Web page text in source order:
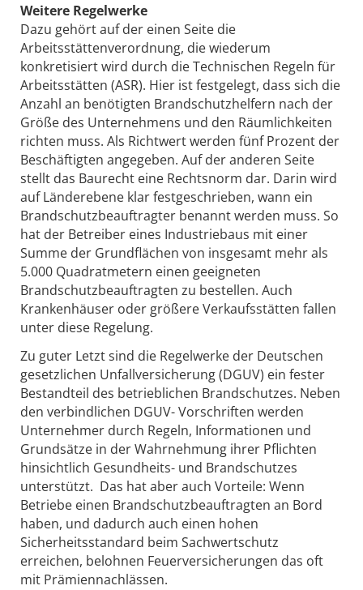
Weitere Regelwerke
Dazu gehört auf der einen Seite die
Arbeitsstättenverordnung, die wiederum
konkretisiert wird durch die Technischen Regeln für
Arbeitsstätten (ASR). Hier ist festgelegt, dass sich die
Anzahl an benötigten Brandschutzhelfern nach der
Größe des Unternehmens und den Räumlichkeiten
richten muss. Als Richtwert werden fünf Prozent der
Beschäftigten angegeben. Auf der anderen Seite
stellt das Baurecht eine Rechtsnorm dar. Darin wird
auf Länderebene klar festgeschrieben, wann ein
Brandschutzbeauftragter benannt werden muss. So
hat der Betreiber eines Industriebaus mit einer
Summe der Grundflächen von insgesamt mehr als
5.000 Quadratmetern einen geeigneten
Brandschutzbeauftragten zu bestellen. Auch
Krankenhäuser oder größere Verkaufsstätten fallen
unter diese Regelung.
Zu guter Letzt sind die Regelwerke der Deutschen
gesetzlichen Unfallversicherung (DGUV) ein fester
Bestandteil des betrieblichen Brandschutzes. Neben
den verbindlichen DGUV- Vorschriften werden
Unternehmer durch Regeln, Informationen und
Grundsätze in der Wahrnehmung ihrer Pflichten
hinsichtlich Gesundheits- und Brandschutzes
unterstützt. Das hat aber auch Vorteile: Wenn
Betriebe einen Brandschutzbeauftragten an Bord
haben, und dadurch auch einen hohen
Sicherheitsstandard beim Sachwertschutz
erreichen, belohnen Feuerversicherungen das oft
mit Prämiennachlässen.